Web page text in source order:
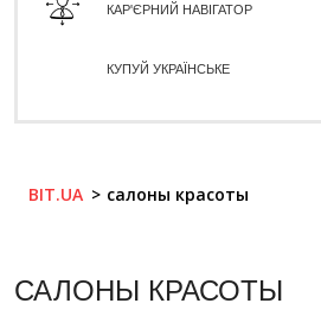
КАР'ЄРНИЙ НАВІГАТОР
КУПУЙ УКРАЇНСЬКЕ
BIT.UA салоны красоты
САЛОНЫ КРАСОТЫ